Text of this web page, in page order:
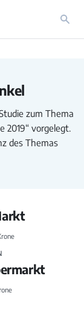
zum Thema
2019“ vorgelegt.
des Themas